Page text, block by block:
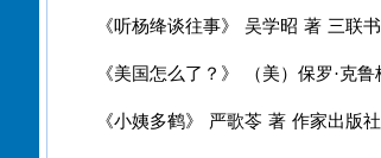
《听杨绛谈往事》 吴学昭 著 三联
《美国怎么了？》 （美）保罗·克
《小姨多鹤》 严歌苓 著 作家出版社